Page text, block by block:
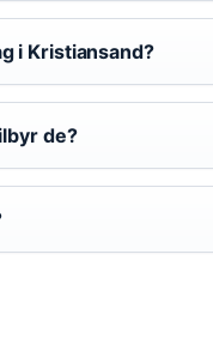
i Kristiansand?
de?